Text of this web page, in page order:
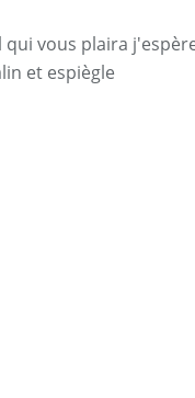
vous plaira
et espiègle